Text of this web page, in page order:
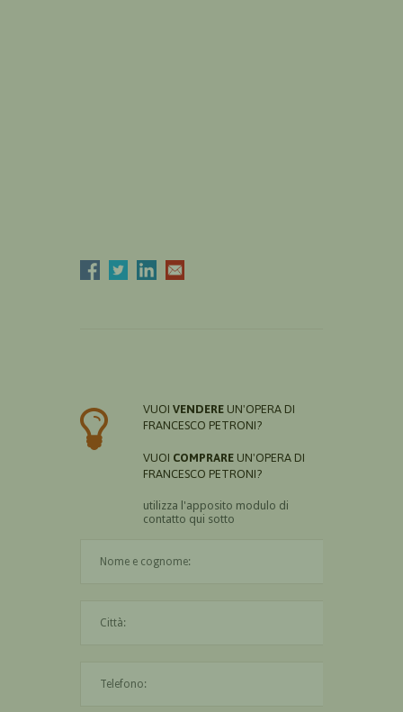
VUOI VENDERE UN'OPERA DI
FRANCESCO PETRONI?
VUOI COMPRARE UN'OPERA DI
FRANCESCO PETRONI?
utilizza l'apposito modulo di
contatto qui sotto